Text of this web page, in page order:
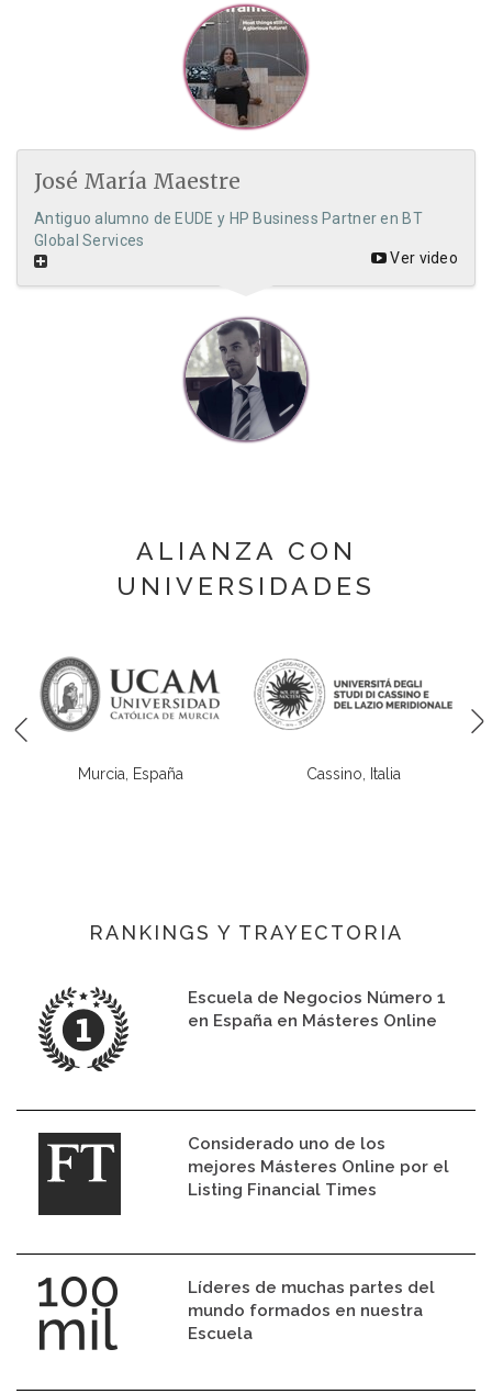
José María Maestre
Antiguo alumno de EUDE y HP Business Partner en BT
Global Services
Ver video
ALIANZA CON
UNIVERSIDADES
Cassino, Italia Madrid, España
RANKINGS Y TRAYECTORIA
Escuela de Negocios Número 1
en España en Másteres Online
Considerado uno de los
mejores Másteres Online por el
Listing Financial Times
Líderes de muchas partes del
mundo formados en nuestra
Escuela